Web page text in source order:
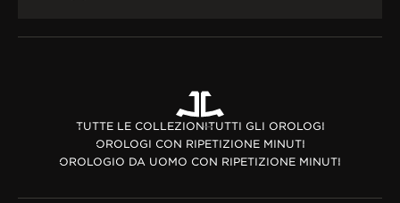
TUTTE LE COLLEZIONITUTTI GLI OROLOGI
OROLOGI CON RIPETIZIONE MINUTI
OROLOGIO DA UOMO CON RIPETIZIONE MINUTI